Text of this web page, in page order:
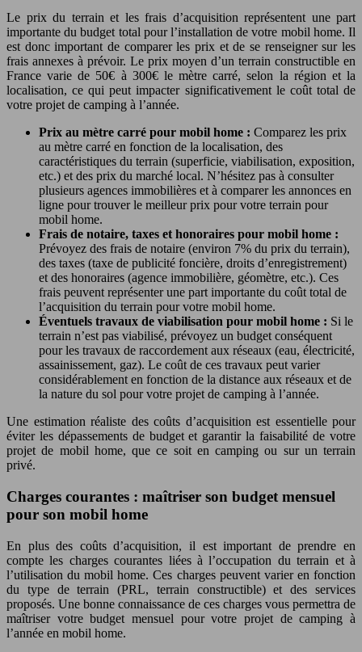
Le prix du terrain et les frais d’acquisition représentent une part
importante du budget total pour l’installation de votre mobil home. Il
est donc important de comparer les prix et de se renseigner sur les
frais annexes à prévoir. Le prix moyen d’un terrain constructible en
France varie de 50€ à 300€ le mètre carré, selon la région et la
localisation, ce qui peut impacter significativement le coût total de
votre projet de camping à l’année.
Prix au mètre carré pour mobil home : Comparez les prix
au mètre carré en fonction de la localisation, des
caractéristiques du terrain (superficie, viabilisation, exposition,
etc.) et des prix du marché local. N’hésitez pas à consulter
plusieurs agences immobilières et à comparer les annonces en
ligne pour trouver le meilleur prix pour votre terrain pour
mobil home.
Frais de notaire, taxes et honoraires pour mobil home :
Prévoyez des frais de notaire (environ 7% du prix du terrain),
des taxes (taxe de publicité foncière, droits d’enregistrement)
et des honoraires (agence immobilière, géomètre, etc.). Ces
frais peuvent représenter une part importante du coût total de
l’acquisition du terrain pour votre mobil home.
Éventuels travaux de viabilisation pour mobil home : Si le
terrain n’est pas viabilisé, prévoyez un budget conséquent
pour les travaux de raccordement aux réseaux (eau, électricité,
assainissement, gaz). Le coût de ces travaux peut varier
considérablement en fonction de la distance aux réseaux et de
la nature du sol pour votre projet de camping à l’année.
Une estimation réaliste des coûts d’acquisition est essentielle pour
éviter les dépassements de budget et garantir la faisabilité de votre
projet de mobil home, que ce soit en camping ou sur un terrain
privé.
Charges courantes : maîtriser son budget mensuel
pour son mobil home
En plus des coûts d’acquisition, il est important de prendre en
compte les charges courantes liées à l’occupation du terrain et à
l’utilisation du mobil home. Ces charges peuvent varier en fonction
du type de terrain (PRL, terrain constructible) et des services
proposés. Une bonne connaissance de ces charges vous permettra de
maîtriser votre budget mensuel pour votre projet de camping à
l’année en mobil home.